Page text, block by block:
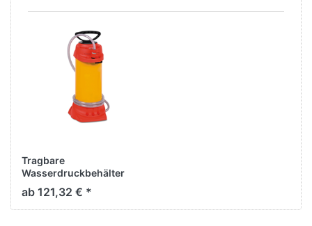
Tragbare
Wasserdruckbehälter
ab 121,32 € *